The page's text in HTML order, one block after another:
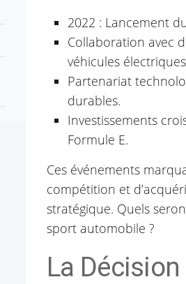
2022 : Lancement
Collaboration avec
véhicules
Partenariat
durables.
Investissements
Formule E.
Ces événements
compétition et
stratégique. Quels
sport automobile ?
La